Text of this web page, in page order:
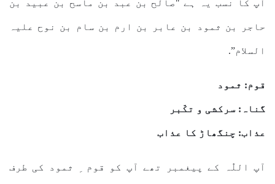
آپ کا نسب یہ ہے "صالح بن عبد بن ماسح بن عبید بن
حاجر بن ثمود بن عابر بن ارم بن سام بن نوح علیہ
السلام”.
قوم: ثمود
گناہ: سرکشی و تکّبر
عذاب: چنگھاڑ کا عذاب
آپ اللّٰہ کے پیغمبر تھے آپ کو قوم ِ ثمود کی طرف